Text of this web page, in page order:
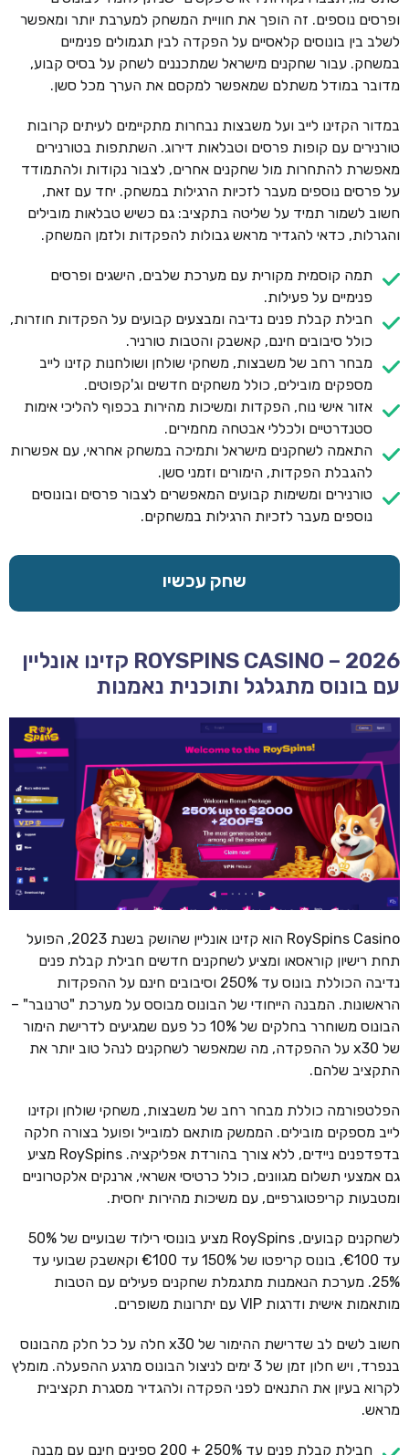
ופרסים נוספים. זה הופך את חוויית המשחק למערבת יותר ומאפשר
לשלב בין בונוסים קלאסיים על הפקדה לבין תגמולים פנימיים
במשחק. עבור שחקנים מישראל שמתכננים לשחק על בסיס קבוע,
מדובר במודל משתלם שמאפשר למקסם את הערך מכל סשן.
במדור הקזינו לייב ועל משבצות נבחרות מתקיימים לעיתים קרובות
טורנירים עם קופות פרסים וטבלאות דירוג. השתתפות בטורנירים
מאפשרת להתחרות מול שחקנים אחרים, לצבור נקודות ולהתמודד
על פרסים נוספים מעבר לזכיות הרגילות במשחק. יחד עם זאת,
חשוב לשמור תמיד על שליטה בתקציב: גם כשיש טבלאות מובילים
והגרלות, כדאי להגדיר מראש גבולות להפקדות ולזמן המשחק.
תמה קוסמית מקורית עם מערכת שלבים, הישגים ופרסים
פנימיים על פעילות.
חבילת קבלת פנים נדיבה ומבצעים קבועים על הפקדות חוזרות,
כולל סיבובים חינם, קאשבק והטבות טורניר.
מבחר רחב של משבצות, משחקי שולחן ושולחנות קזינו לייב
מספקים מובילים, כולל משחקים חדשים וג'קפוטים.
אזור אישי נוח, הפקדות ומשיכות מהירות בכפוף להליכי אימות
סטנדרטיים ולכללי אבטחה מחמירים.
התאמה לשחקנים מישראל ותמיכה במשחק אחראי, עם אפשרות
להגבלת הפקדות, הימורים וזמני סשן.
טורנירים ומשימות קבועים המאפשרים לצבור פרסים ובונוסים
נוספים מעבר לזכיות הרגילות במשחקים.
שחק עכשיו
ROYSPINS CASINO – 2026 קזינו אונליין
עם בונוס מתגלגל ותוכנית נאמנות
RoySpins Casino הוא קזינו אונליין שהושק בשנת 2023, הפועל
תחת רישיון קוראסאו ומציע לשחקנים חדשים חבילת קבלת פנים
נדיבה הכוללת בונוס עד 250% וסיבובים חינם על ההפקדות
הראשונות. המבנה הייחודי של הבונוס מבוסס על מערכת "טרנובר" –
הבונוס משוחרר בחלקים של 10% כל פעם שמגיעים לדרישת הימור
של x30 על ההפקדה, מה שמאפשר לשחקנים לנהל טוב יותר את
התקציב שלהם.
הפלטפורמה כוללת מבחר רחב של משבצות, משחקי שולחן וקזינו
לייב מספקים מובילים. הממשק מותאם למובייל ופועל בצורה חלקה
בדפדפנים ניידים, ללא צורך בהורדת אפליקציה. RoySpins מציע
גם אמצעי תשלום מגוונים, כולל כרטיסי אשראי, ארנקים אלקטרוניים
ומטבעות קריפטוגרפיים, עם משיכות מהירות יחסית.
לשחקנים קבועים, RoySpins מציע בונוסי רילוד שבועיים של 50%
עד €100, בונוס קריפטו של 150% עד €100 וקאשבק שבועי עד
25%. מערכת הנאמנות מתגמלת שחקנים פעילים עם הטבות
מותאמות אישית ודרגות VIP עם יתרונות משופרים.
חשוב לשים לב שדרישת ההימור של x30 חלה על כל חלק מהבונוס
בנפרד, ויש חלון זמן של 3 ימים לניצול הבונוס מרגע ההפעלה. מומלץ
לקרוא בעיון את התנאים לפני הפקדה ולהגדיר מסגרת תקציבית
מראש.
חבילת קבלת פנים עד 250% + 200 ספינים חינם עם מבנה